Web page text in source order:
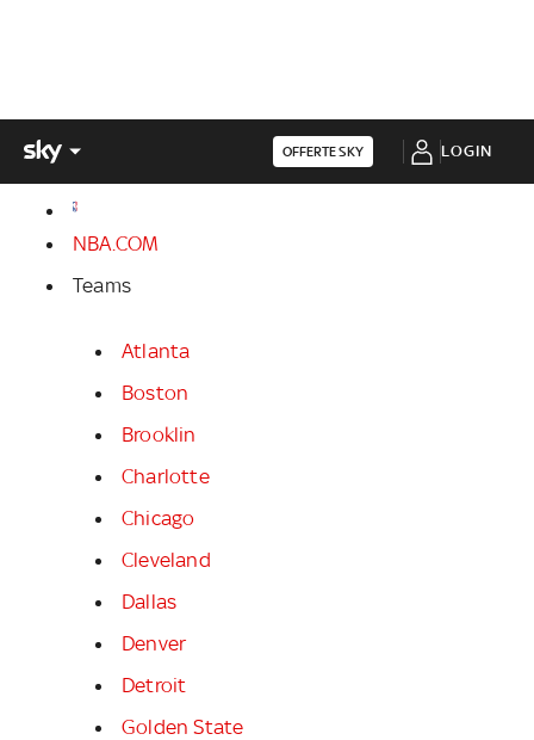
OFFERTE SKY LOGIN
NBA.COM
Teams
Atlanta
Boston
Brooklin
Charlotte
Chicago
Cleveland
Dallas
Denver
Detroit
Golden State